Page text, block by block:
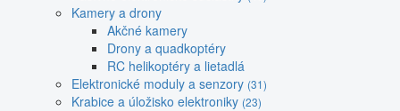
Kamery a drony
Akčné kamery
Drony a quadkoptéry
RC helikoptéry a lietadlá
Elektronické moduly a senzory (31)
Krabice a úložisko elektroniky (23)